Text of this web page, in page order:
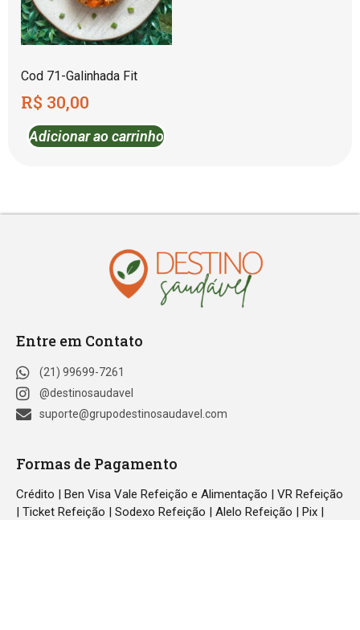
Cod 71-Galinhada Fit
R$ 30,00
Adicionar ao carrinho
Entre em Contato
(21) 99699-7261
@destinosaudavel
suporte@grupodestinosaudavel.com
Formas de Pagamento
Crédito | Ben Visa Vale Refeição e Alimentação | VR Refeição
| Ticket Refeição | Sodexo Refeição | Alelo Refeição | Pix |